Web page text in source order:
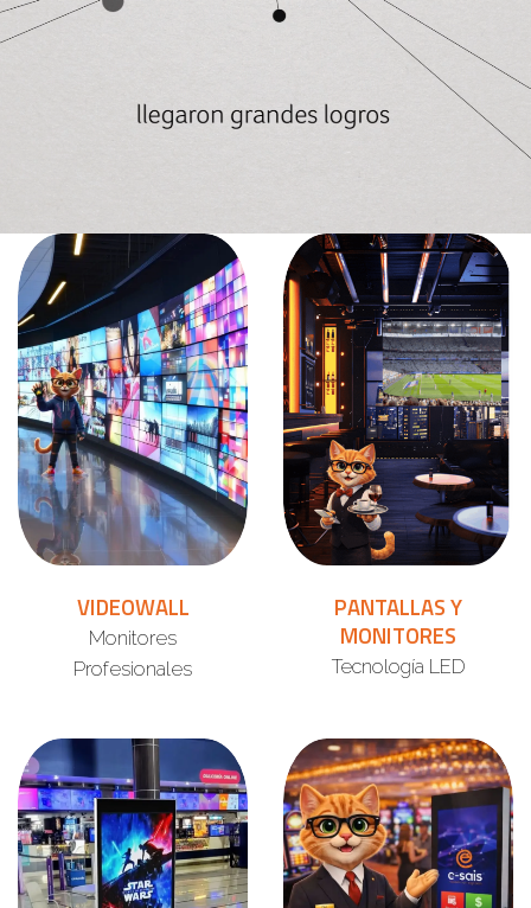
VIDEOWALL
Monitores
Profesionales
PANTALLAS Y
MONITORES
Tecnología LED